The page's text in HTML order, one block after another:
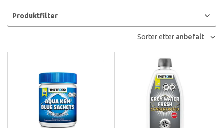
Produktfilter
Sorter etter anbefalt